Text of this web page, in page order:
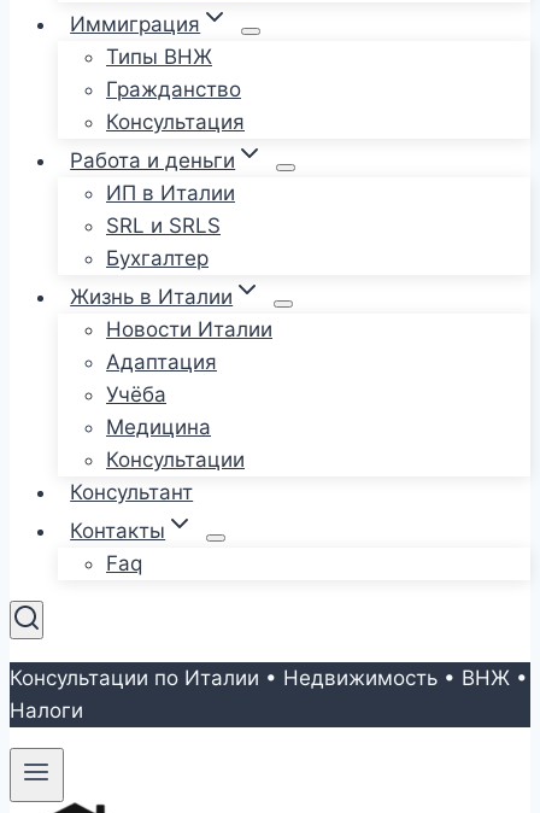
Иммиграция
Типы ВНЖ
Гражданство
Консультация
Работа и деньги
ИП в Италии
SRL и SRLS
Бухгалтер
Жизнь в Италии
Новости Италии
Адаптация
Учёба
Медицина
Консультации
Консультант
Контакты
Faq
Консультации по Италии • Недвижимость • ВНЖ •
Налоги